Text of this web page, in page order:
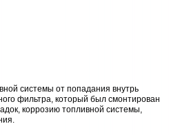
системы от попадания внутрь
фильтра, который был смонтирован
коррозию топливной системы,